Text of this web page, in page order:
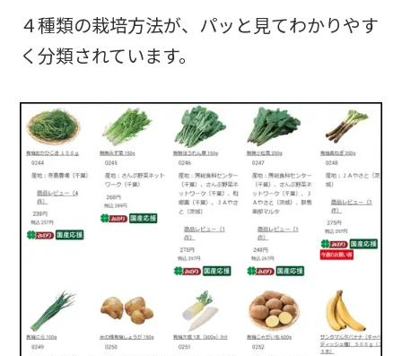
４種類の栽培方法が、パッと見てわかりやす
く分類されています。